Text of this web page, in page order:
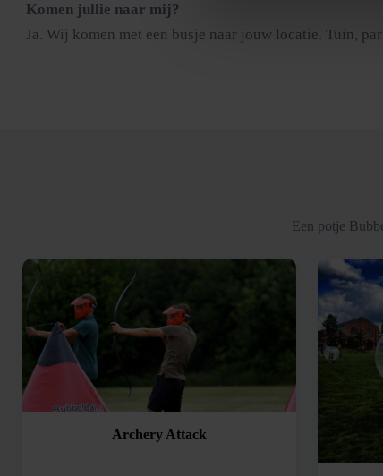
Komen jullie naar mij?
Ja. Wij komen met een busje naar jouw locatie. Tuin,
Een potje
Archery Attack